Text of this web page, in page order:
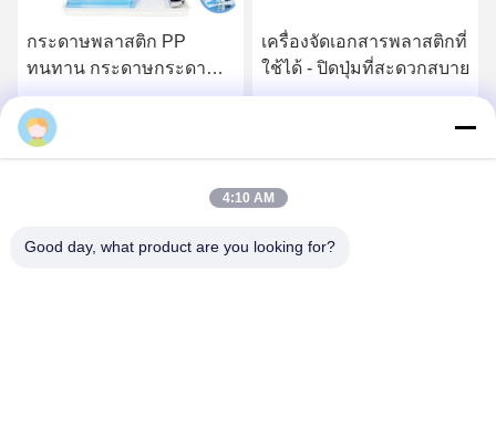
กระดาษพลาสติก PP
ทนทาน กระดาษกระดาษ
กระดาษ A4 สําหรับ
นักเรียน
เครื่องจัดเอกสารพลาสติกที่
ใช้ได้ - ปิดปุ่มที่สะดวกสบาย
4:10 AM
Good day, what product are you looking for?